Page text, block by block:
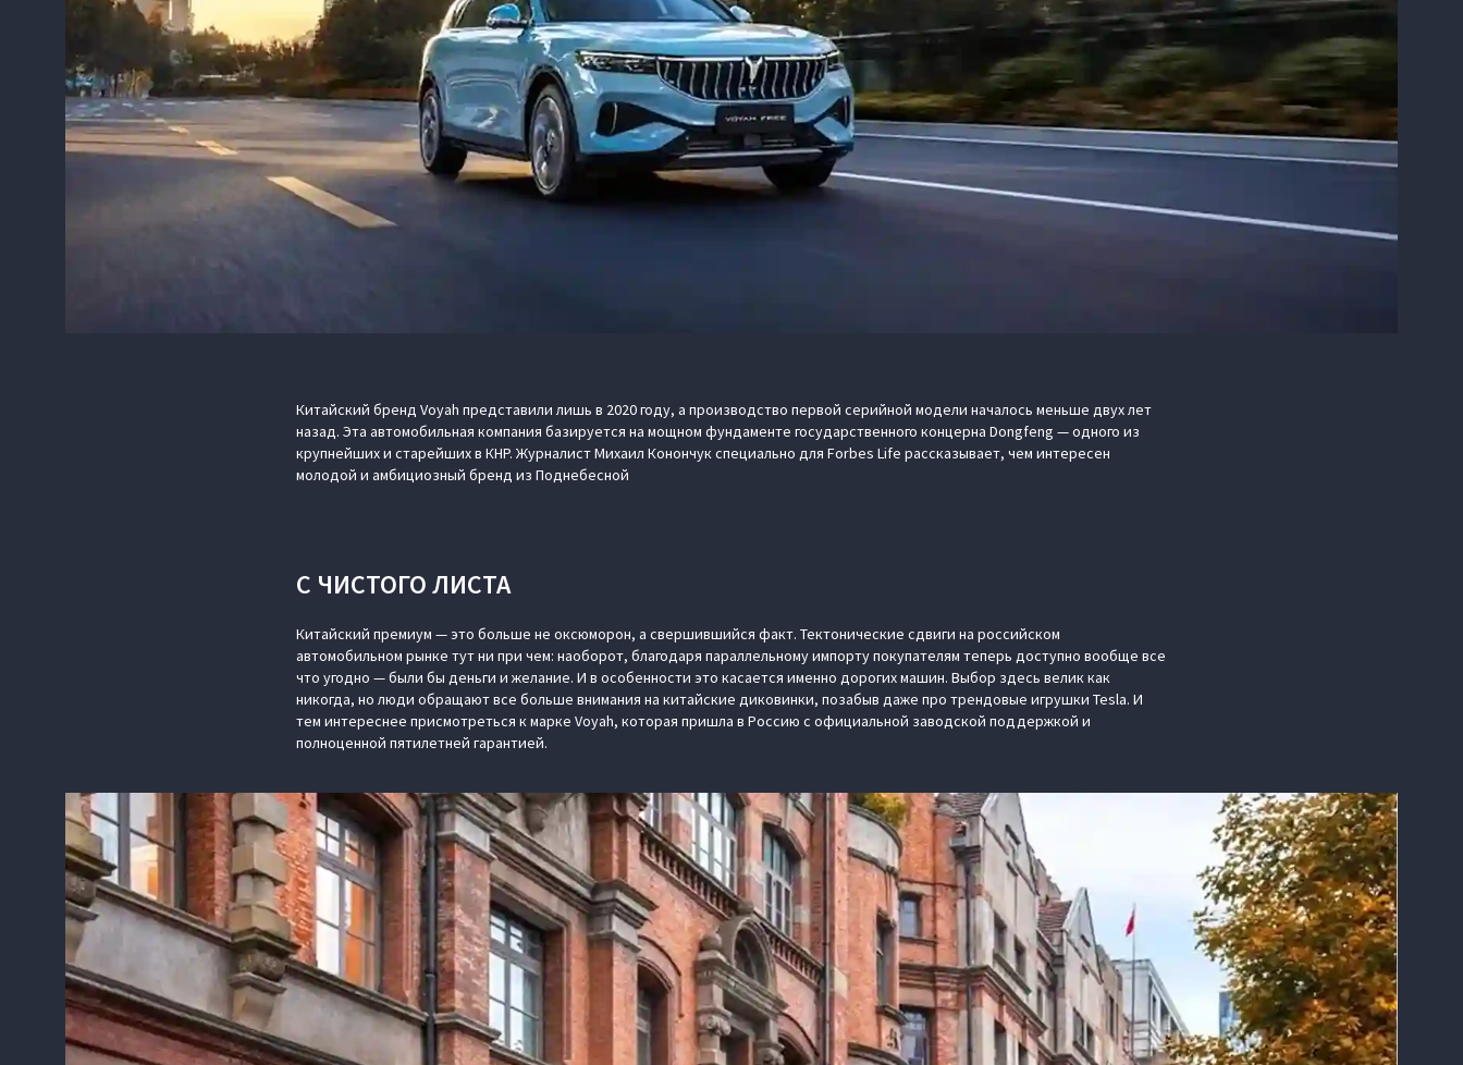
Китайский бренд Voyah представили лишь в 2020 году, а производство первой серийной модели началось меньше двух лет
назад. Эта автомобильная компания базируется на мощном фундаменте государственного концерна Dongfeng — одного из
крупнейших и старейших в КНР. Журналист Михаил Конончук специально для Forbes Life рассказывает, чем интересен
молодой и амбициозный бренд из Поднебесной
С ЧИСТОГО ЛИСТА
Китайский премиум — это больше не оксюморон, а свершившийся факт. Тектонические сдвиги на российском
автомобильном рынке тут ни при чем: наоборот, благодаря параллельному импорту покупателям теперь доступно вообще все
что угодно — были бы деньги и желание. И в особенности это касается именно дорогих машин. Выбор здесь велик как
никогда, но люди обращают все больше внимания на китайские диковинки, позабыв даже про трендовые игрушки Tesla. И
тем интереснее присмотреться к марке Voyah, которая пришла в Россию с официальной заводской поддержкой и
полноценной пятилетней гарантией.